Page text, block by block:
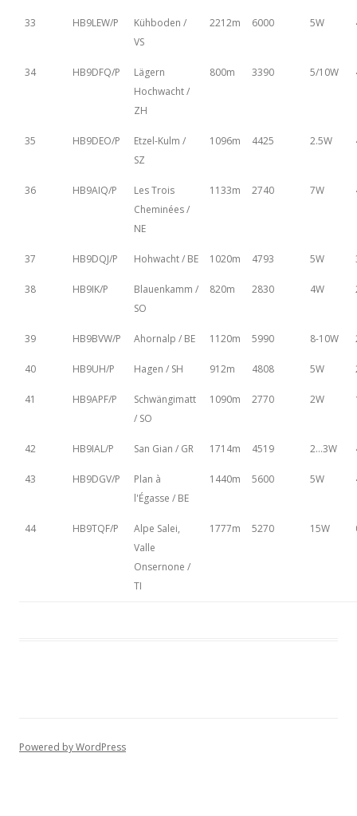
33 HB9LEW/P
Kühboden /
VS
2212m 6000 5W
34 HB9DFQ/P
Lägern
Hochwacht /
ZH
800m 3390 5/10W
35 HB9DEO/P
Etzel-Kulm /
SZ
1096m 4425 2.5W
36 HB9AIQ/P
Les Trois
Cheminées /
NE
1133m 2740 7W
37 HB9DQJ/P Hohwacht / BE 1020m 4793 5W
38 HB9IK/P
Blauenkamm /
SO
820m 2830 4W
39 HB9BVW/P Ahornalp / BE 1120m 5990 8-10W
40 HB9UH/P Hagen / SH 912m 4808 5W
41 HB9APF/P
Schwängimatt
/ SO
1090m 2770 2W
42 HB9IAL/P San Gian / GR 1714m 4519 2...3W
43 HB9DGV/P
Plan à
l'Égasse / BE
1440m 5600 5W
44 HB9TQF/P
Alpe Salei,
Valle
Onsernone /
TI
1777m 5270 15W
Powered by WordPress